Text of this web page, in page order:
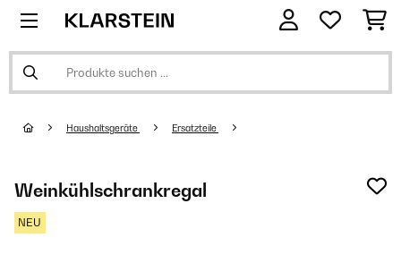
Haushaltsgeräte Ersatzteile
Weinkühlschrankregal
NEU